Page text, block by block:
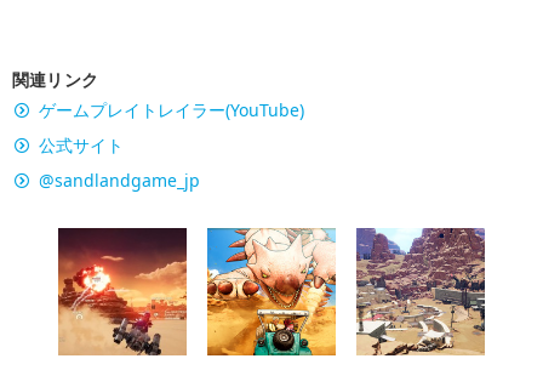
関連リンク
ゲームプレイトレイラー(YouTube)
公式サイト
@sandlandgame_jp